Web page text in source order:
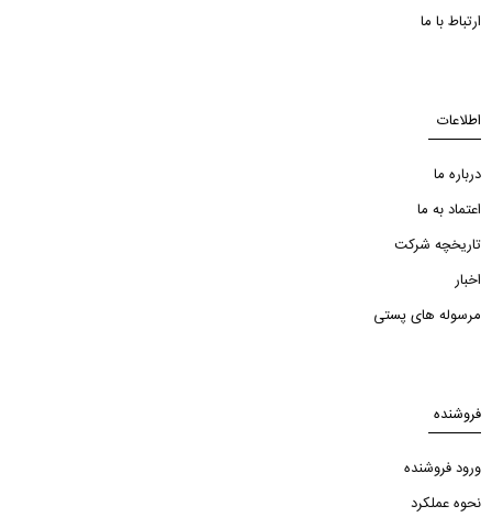
ارتباط با ما
اطلاعات
درباره ما
اعتماد به ما
تاریخچه شرکت
اخبار
مرسوله های پستی
فروشنده
ورود فروشنده
نحوه عملکرد